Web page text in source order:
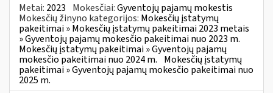
Metai: 2023 Mokesčiai:Gyventojų pajamų mokestis
Mokesčių žinyno kategorijos: Mokesčių įstatymų
pakeitimai » Mokesčių įstatymų pakeitimai 2023 metais
» Gyventojų pajamų mokesčio pakeitimai nuo 2023 m.
Mokesčių įstatymų pakeitimai » Gyventojų pajamų
mokesčio pakeitimai nuo 2024 m. Mokesčių įstatymų
pakeitimai » Gyventojų pajamų mokesčio pakeitimai nuo
2025 m.